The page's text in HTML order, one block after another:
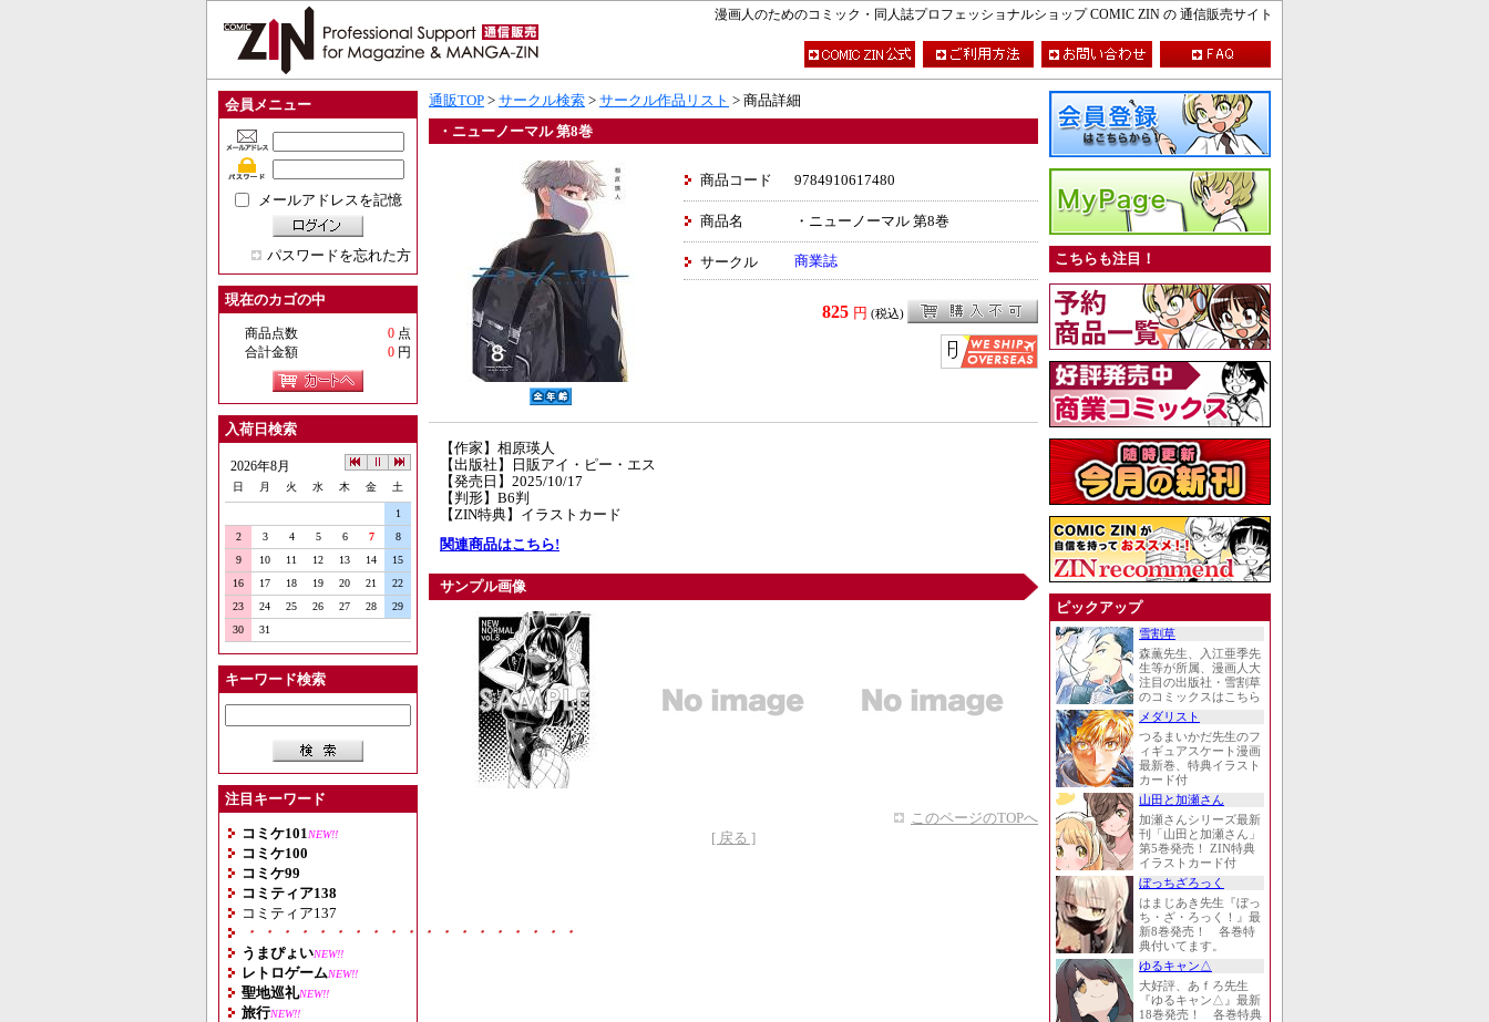
漫画人のためのコミック・同人誌プロフェッショナルショップ COMIC ZIN の 通信販売サイト
会員メニュー
メールアドレスを記憶
パスワードを忘れた方
現在のカゴの中
商品点数 0 点
合計金額
0 円
入荷日検索
2026年8月
日 月 火 水 木 金 土
1
2
3 4 5 6 7
8
9
10 11 12 13 14
15
16
17 18 19 20 21
22
23
24 25 26 27 28
29
30
31
キーワード検索
注目キーワード
コミケ101 NEW!!
コミケ100
コミケ99
コミティア138
コミティア137
・・・・・・・・・・・・・・・・・・・
うまぴょいNEW!!
レトロゲームNEW!!
聖地巡礼NEW!!
旅行NEW!!
通販TOP > サークル検索 > サークル作品リスト > 商品詳細
・ニューノーマル 第8巻
商品コード 9784910617480
商品名 ・ニューノーマル 第8巻
サークル 商業誌
825 円 (税込)
【作家】相原瑛人
【出版社】日販アイ・ピー・エス
【発売日】2025/10/17
【判形】B6判
【ZIN特典】イラストカード
関連商品はこちら!
サンプル画像
このページのTOPへ
[ 戻る ]
こちらも注目！
ピックアップ
雪割草
森薫先生、入江亜季先
生等が所属、漫画人大
注目の出版社・雪割草
のコミックスはこちら
メダリスト
つるまいかだ先生のフ
ィギュアスケート漫画
最新巻、特典イラスト
カード付
山田と加瀬さん
加瀬さんシリーズ最新
刊「山田と加瀬さん」
第5巻発売！ ZIN特典
イラストカード付
ぼっちざろっく
はまじあき先生『ぼっ
ち・ざ・ろっく！』最
新8巻発売！ 各巻特
典付いてます。
ゆるキャン△
大好評、あｆろ先生
『ゆるキャン△』最新
18巻発売！ 各巻特典